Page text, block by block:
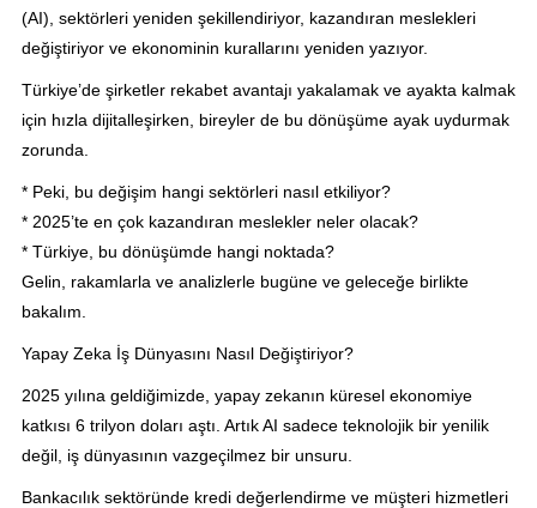
(AI), sektörleri yeniden şekillendiriyor, kazandıran meslekleri
değiştiriyor ve ekonominin kurallarını yeniden yazıyor.
Türkiye’de şirketler rekabet avantajı yakalamak ve ayakta kalmak
için hızla dijitalleşirken, bireyler de bu dönüşüme ayak uydurmak
zorunda.
* Peki, bu değişim hangi sektörleri nasıl etkiliyor?
* 2025’te en çok kazandıran meslekler neler olacak?
* Türkiye, bu dönüşümde hangi noktada?
Gelin, rakamlarla ve analizlerle bugüne ve geleceğe birlikte
bakalım.
Yapay Zeka İş Dünyasını Nasıl Değiştiriyor?
2025 yılına geldiğimizde, yapay zekanın küresel ekonomiye
katkısı 6 trilyon doları aştı. Artık AI sadece teknolojik bir yenilik
değil, iş dünyasının vazgeçilmez bir unsuru.
Bankacılık sektöründe kredi değerlendirme ve müşteri hizmetleri